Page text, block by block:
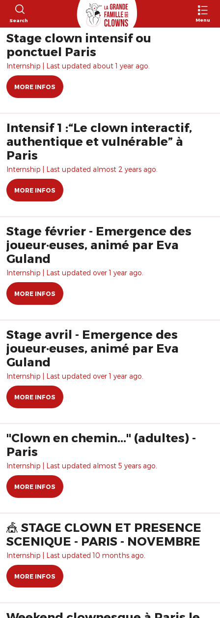
Search Menu
Stage clown intensif ou
ponctuel Paris
Internship | Last updated about 1 year ago.
MORE INFOS
Intensif 1 :“Le clown interactif,
authentique et vulnérable” à
Paris
Internship | Last updated almost 2 years ago.
MORE INFOS
Stage février - Emergence des
joueur·euses, animé par Eva
Guland
Internship | Last updated over 1 year ago.
MORE INFOS
Stage avril - Emergence des
joueur·euses, animé par Eva
Guland
Internship | Last updated over 1 year ago.
MORE INFOS
"Clown en chemin..." (adultes) -
Paris
Internship | Last updated almost 5 years ago.
MORE INFOS
🎪 STAGE CLOWN ET PRESENCE
SCENIQUE - PARIS - NOVEMBRE
Internship | Last updated 10 months ago.
MORE INFOS